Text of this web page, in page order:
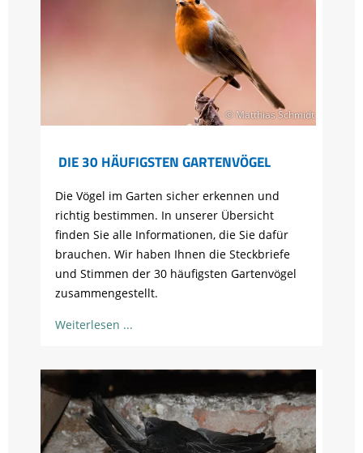
© Matthias Schmidt
DIE 30 HÄUFIGSTEN GARTENVÖGEL
Die Vögel im Garten sicher erkennen und
richtig bestimmen. In unserer Übersicht
finden Sie alle Informationen, die Sie dafür
brauchen. Wir haben Ihnen die Steckbriefe
und Stimmen der 30 häufigsten Gartenvögel
zusammengestellt.
Weiterlesen